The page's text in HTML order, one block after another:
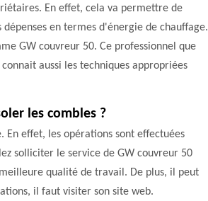
En effet, cela va permettre de
en termes d'énergie de chauffage.
GW couvreur 50. Ce professionnel que
aussi les techniques appropriées
les combles ?
effet, les opérations sont effectuées
solliciter le service de GW couvreur 50
qualité de travail. De plus, il peut
il faut visiter son site web.